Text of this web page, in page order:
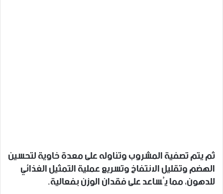
ثم يتم تصفية المشروب وتناوله على معدة خاوية لتحسين
الهضم وتقليل الانتفاخ وتسريع عملية التمثيل الغذائي
للدهون، مما يُساعد على فقدان الوزن بفعالية.